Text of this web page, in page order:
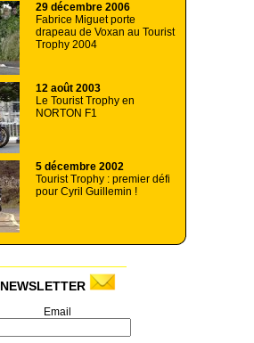
29 décembre 2006
Fabrice Miguet porte
drapeau de Voxan au Tourist
Trophy 2004
12 août 2003
Le Tourist Trophy en
NORTON F1
5 décembre 2002
Tourist Trophy : premier défi
pour Cyril Guillemin !
NEWSLETTER
Email